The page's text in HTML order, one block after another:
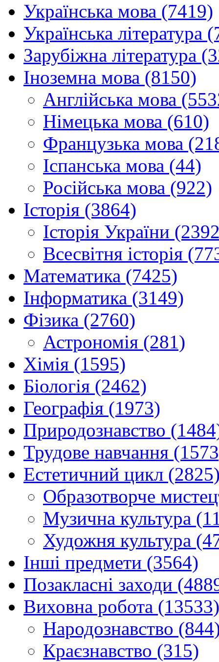
Українська мова (7419)
Українська література
Зарубіжна література
Іноземна мова (8150)
Англійська мова
Німецька мова (610)
Французька мова
Іспанська мова (44)
Російська мова (922)
Історія (3864)
Історія України
Всесвітня історія
Математика (7425)
Інформатика (3149)
Фізика (2760)
Астрономія (281)
Хімія (1595)
Біологія (2462)
Географія (1973)
Природознавство
Трудове навчання
Естетичний цикл
Образотворче
Музична культура
Художня культура
Інші предмети (3564)
Позакласні заходи
Виховна робота (13533)
Народознавство
Краєзнавство (315)